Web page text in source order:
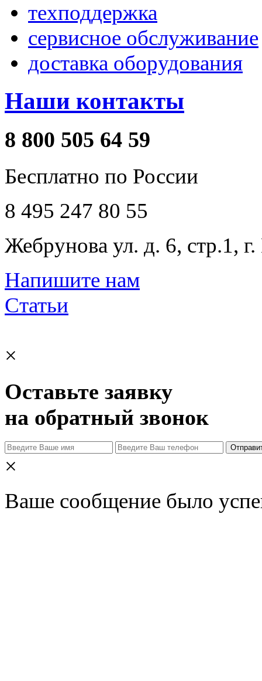
техподдержка
сервисное обслуживание
доставка оборудования
Наши контакты
8 800 505 64 59
Бесплатно по России
8 495 247 80 55
Жебрунова ул. д. 6, стр.1,
Напишите нам
Статьи
×
Оставьте заявку
на обратный звонок
×
Ваше сообщение было